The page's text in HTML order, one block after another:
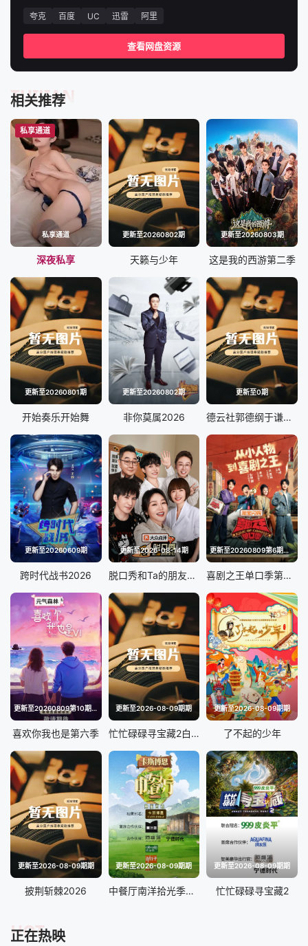
夸克 百度 UC 迅雷 阿里
查看网盘资源
相关推荐
TUIJIAN
私享通道
私享通道
深夜私享
更新至20260802期
天籁与少年
更新至20260803期
这是我的西游第二季
更新至20260801期
开始奏乐开始舞
更新至20260802期
非你莫属2026
更新至0期
德云社郭德纲于谦相声专场上海站2026
更新至20260609期
跨时代战书2026
更新至2026-08-14期
脱口秀和Ta的朋友们第三季
更新至20260809第6期高分舞台纯享合集
喜剧之王单口季第三季
更新至20260809第10期陪看
喜欢你我也是第六季
更新至2026-08-09期期
忙忙碌碌寻宝藏2白昼逆行
更新至2026-08-09期期
了不起的少年
更新至2026-08-09期期
披荆斩棘2026
更新至2026-08-09期期
中餐厅南洋拾光季独家直拍
更新至2026-08-09期期
忙忙碌碌寻宝藏2
正在热映
HOT